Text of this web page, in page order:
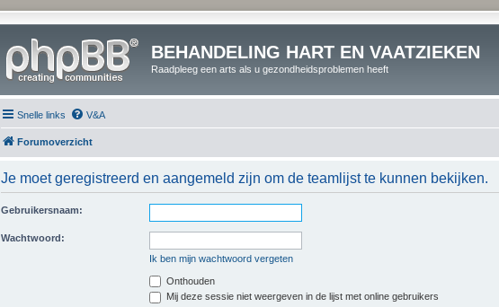
BEHANDELING HART EN VAATZIEKEN
Raadpleeg een arts als u gezondheidsproblemen heeft
Snelle links V&A
Forumoverzicht
Je moet geregistreerd en aangemeld zijn om de teamlijst te kunnen bekijken.
Gebruikersnaam:
Wachtwoord:
Ik ben mijn wachtwoord vergeten
Onthouden
Mij deze sessie niet weergeven in de lijst met online gebruikers